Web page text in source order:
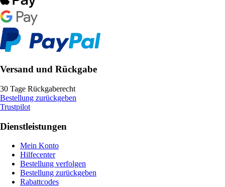
Versand und Rückgabe
30 Tage Rückgaberecht
Bestellung zurückgeben
Trustpilot
Dienstleistungen
Mein Konto
Hilfecenter
Bestellung verfolgen
Bestellung zurückgeben
Rabattcodes